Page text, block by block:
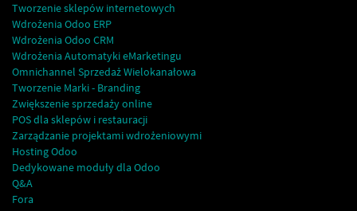
Tworzenie sklepów internetowych
Wdrożenia Odoo ERP
Wdrożenia Odoo CRM
Wdrożenia Automatyki eMarketingu
Omnichannel Sprzedaż Wielokanałowa
Tworzenie Marki - Branding
Zwiększenie sprzedaży online
POS dla sklepów i restauracji
Zarządzanie projektami wdrożeniowymi
Hosting Odoo
Dedykowane moduły dla Odoo
Q&A
Fora